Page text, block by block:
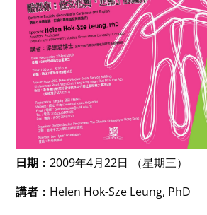
日期：2009年4月22日 （星期三）
講者： Helen Hok-Sze Leung, PhD